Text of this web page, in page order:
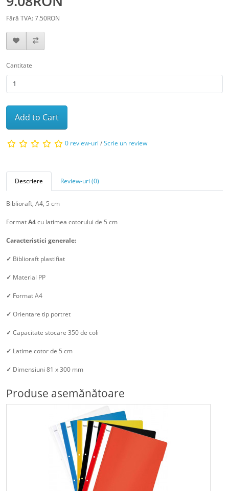
Fără TVA: 7.50RON
Cantitate
Add to Cart
0 review-uri /Scrie un review
Descriere Review-uri (0)
Biblioraft, A4, 5 cm
FormatA4cu latimea cotorului de 5 cm
Caracteristici generale:
✓ Biblioraft plastifiat
✓ Material PP
✓ Format A4
✓ Orientare tip portret
✓ Capacitate stocare 350 de coli
✓ Latime cotor de 5 cm
✓ Dimensiuni 81 x 300 mm
Produse asemănătoare